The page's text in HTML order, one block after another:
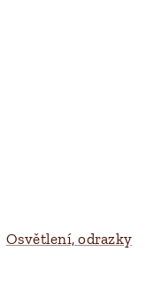
Osvětlení, odrazky